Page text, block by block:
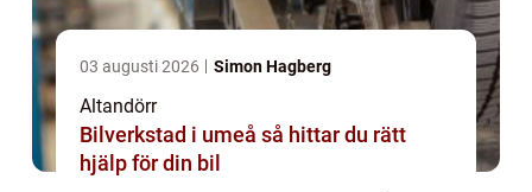
03 augusti 2026 Simon Hagberg
Altandörr
Bilverkstad i umeå så hittar du rätt
hjälp för din bil